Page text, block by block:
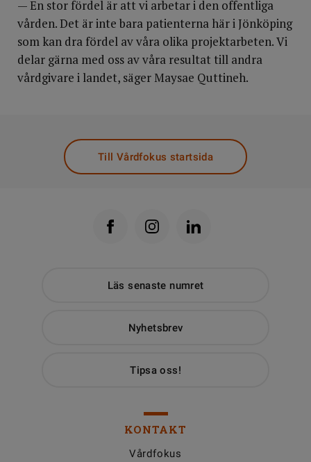
— En stor fördel är att vi arbetar i den offentliga
vården. Det är inte bara patienterna här i Jönköping
som kan dra fördel av våra olika projektarbeten. Vi
delar gärna med oss av våra resultat till andra
vårdgivare i landet, säger Maysae Quttineh.
Till Vårdfokus startsida
Läs senaste numret
Nyhetsbrev
Tipsa oss!
KONTAKT
Vårdfokus